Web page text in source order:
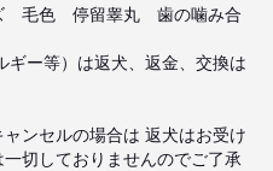
毛色　停留睾丸　歯の噛み合
ギー等）は返犬、返金、交換は
ンセルの場合は 返犬はお受け
切しておりませんのでご了承